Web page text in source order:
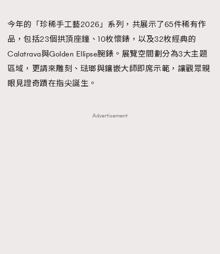
今年的「珍稀手工藝2026」系列，共展示了65件稀有作
品，包括23個拱頂座鐘、10枚懷錶，以及32枚經典的
Calatrava與Golden Ellipse腕錶。展覽空間劃分為3大主題
區域，更請來雕刻、琺瑯與鑲嵌大師即席示範，讓觀眾親
眼見證奇蹟在指尖誕生。
Advertisement